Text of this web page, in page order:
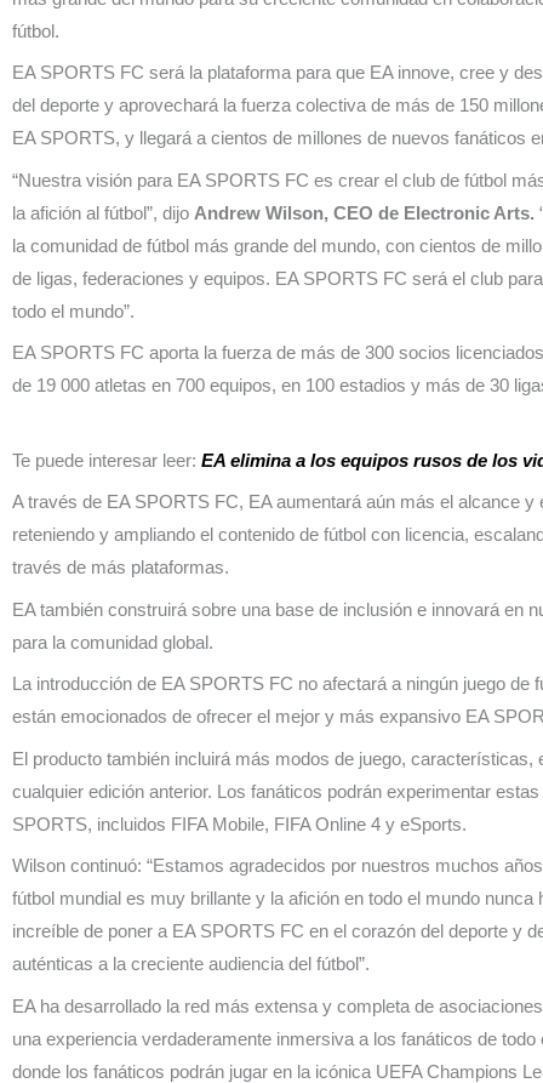
fútbol.
EA SPORTS FC será la plataforma para que EA innove, cree y
del deporte y aprovechará la fuerza colectiva de más de 150
EA SPORTS, y llegará a cientos de millones de nuevos fanáticos
“Nuestra visión para EA SPORTS FC es crear el club de fútbol
la afición al fútbol”, dijo Andrew Wilson, CEO de Electronic Arts.
la comunidad de fútbol más grande del mundo, con cientos de
de ligas, federaciones y equipos. EA SPORTS FC será el club
todo el mundo”.
EA SPORTS FC aporta la fuerza de más de 300 socios
de 19 000 atletas en 700 equipos, en 100 estadios y más de 30
Te puede interesar leer: EA elimina a los equipos rusos de los
A través de EA SPORTS FC, EA aumentará aún más el alcance
reteniendo y ampliando el contenido de fútbol con licencia,
través de más plataformas.
EA también construirá sobre una base de inclusión e innovará en
para la comunidad global.
La introducción de EA SPORTS FC no afectará a ningún juego de
están emocionados de ofrecer el mejor y más expansivo EA
El producto también incluirá más modos de juego,
cualquier edición anterior. Los fanáticos podrán experimentar
SPORTS, incluidos FIFA Mobile, FIFA Online 4 y eSports.
Wilson continuó: “Estamos agradecidos por nuestros muchos
fútbol mundial es muy brillante y la afición en todo el mundo
increíble de poner a EA SPORTS FC en el corazón del deporte y
auténticas a la creciente audiencia del fútbol”.
EA ha desarrollado la red más extensa y completa de
una experiencia verdaderamente inmersiva a los fanáticos de
donde los fanáticos podrán jugar en la icónica UEFA Champions